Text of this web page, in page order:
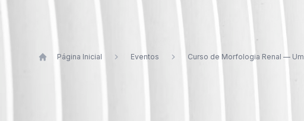
Página Inicial Eventos Curso de Morfologia Renal —